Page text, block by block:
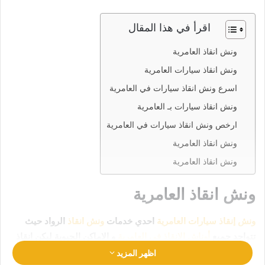
اقرأ في هذا المقال
ونش انقاذ العامرية
ونش انقاذ سيارات العامرية
اسرع ونش انقاذ سيارات في العامرية
ونش انقاذ سيارات بـ العامرية
ارخص ونش انقاذ سيارات في العامرية
ونش انقاذ العامرية
ونش انقاذ العامرية
ونش انقاذ العامرية
ونش إنقاذ سيارات العامرية احدي خدمات ونش انقاذ الرواد حيث
سيارتك في امان تام وراحة رقم ونش انقاذ العامرية
اظهر المزيد